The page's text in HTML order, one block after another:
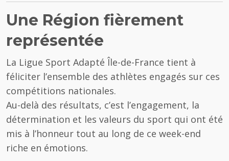
Une Région fièrement
représentée
La Ligue Sport Adapté Île-de-France tient à
féliciter l’ensemble des athlètes engagés sur ces
compétitions nationales.
Au-delà des résultats, c’est l’engagement, la
détermination et les valeurs du sport qui ont été
mis à l’honneur tout au long de ce week-end
riche en émotions.